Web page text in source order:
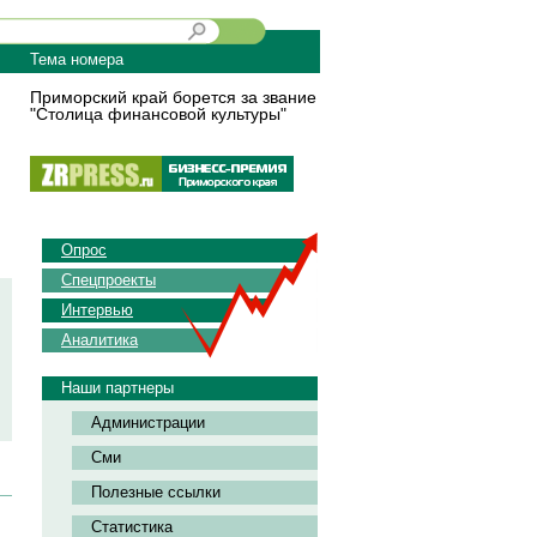
Тема номера
Приморский край борется за звание
"Столица финансовой культуры"
Опрос
Спецпроекты
Интервью
Аналитика
Наши партнеры
Администрации
Сми
Полезные ссылки
Статистика